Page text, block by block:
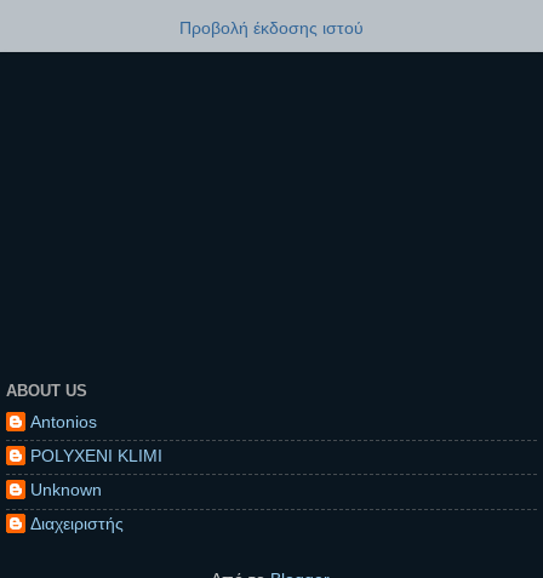
Προβολή έκδοσης ιστού
ABOUT US
Antonios
POLYXENI KLIMI
Unknown
Διαχειριστής